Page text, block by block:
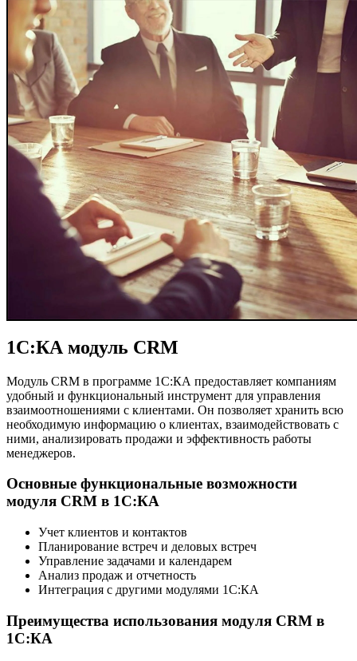
1C:КА модуль CRM
Модуль CRM в программе 1C:КА предоставляет компаниям
удобный и функциональный инструмент для управления
взаимоотношениями с клиентами. Он позволяет хранить всю
необходимую информацию о клиентах, взаимодействовать с
ними, анализировать продажи и эффективность работы
менеджеров.
Основные функциональные возможности
модуля CRM в 1C:КА
Учет клиентов и контактов
Планирование встреч и деловых встреч
Управление задачами и календарем
Анализ продаж и отчетность
Интеграция с другими модулями 1C:КА
Преимущества использования модуля CRM в
1C:КА